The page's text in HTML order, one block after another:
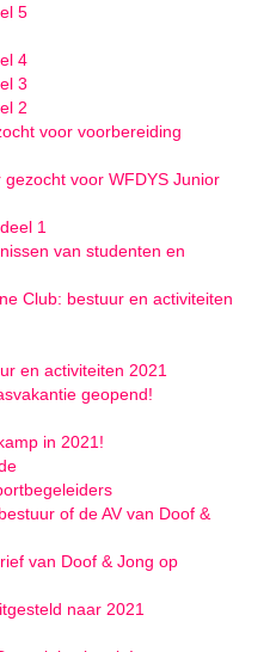
5
4
3
2
voor voorbereiding
voor WFDYS Junior
1
van studenten en
Club: bestuur en activiteiten
en activiteiten 2021
geopend!
in 2021!
of de AV van Doof &
van Doof & Jong op
naar 2021